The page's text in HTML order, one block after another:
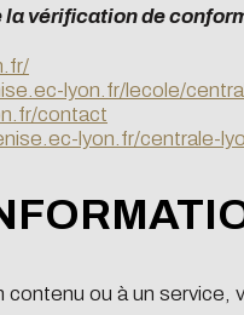
la vérification de
lyon.fr/lecole/
contact
lyon.fr/centrale-
contenu ou à un